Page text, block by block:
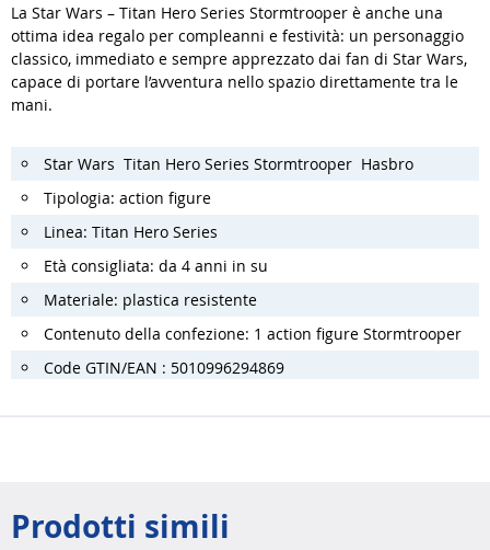
La Star Wars – Titan Hero Series Stormtrooper è anche una
ottima idea regalo per compleanni e festività: un personaggio
classico, immediato e sempre apprezzato dai fan di Star Wars,
capace di portare l’avventura nello spazio direttamente tra le
mani.
Star Wars Titan Hero Series Stormtrooper Hasbro
Tipologia: action figure
Linea: Titan Hero Series
Età consigliata: da 4 anni in su
Materiale: plastica resistente
Contenuto della confezione: 1 action figure Stormtrooper
Code GTIN/EAN : 5010996294869
Prodotti simili